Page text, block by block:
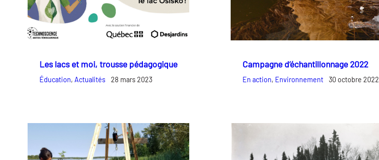
Les lacs et moi, trousse pédagogique
Éducation, Actualités 28 mars 2023
Campagne d’échantillonnage 2022
En action, Environnement 30 octobre 2022